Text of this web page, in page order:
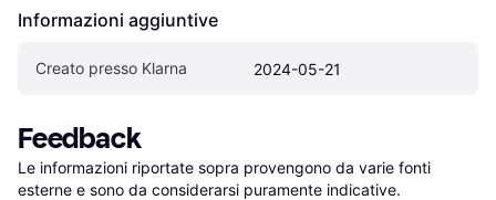
Informazioni aggiuntive
Creato presso Klarna 2024-05-21
Feedback
Le informazioni riportate sopra provengono da varie fonti
esterne e sono da considerarsi puramente indicative.